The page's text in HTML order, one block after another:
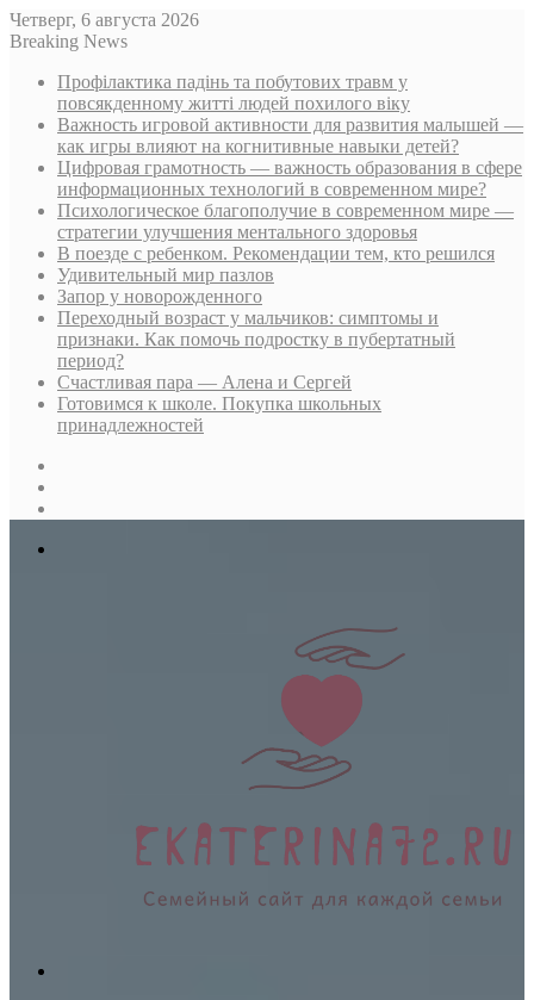
Четверг, 6 августа 2026
Breaking News
Профілактика падінь та побутових травм у
повсякденному житті людей похилого віку
Важность игровой активности для развития малышей —
как игры влияют на когнитивные навыки детей?
Цифровая грамотность — важность образования в сфере
информационных технологий в современном мире?
Психологическое благополучие в современном мире —
стратегии улучшения ментального здоровья
В поезде с ребенком. Рекомендации тем, кто решился
Удивительный мир пазлов
Запор у новорожденного
Переходный возраст у мальчиков: симптомы и
признаки. Как помочь подростку в пубертатный
период?
Счастливая пара — Алена и Сергей
Готовимся к школе. Покупка школьных
принадлежностей